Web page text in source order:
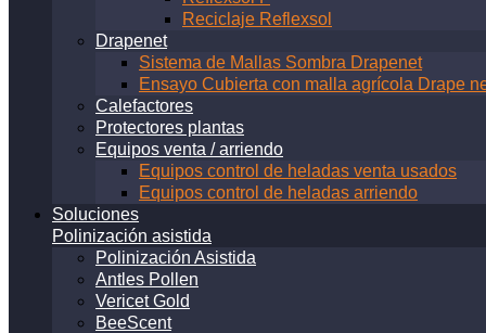
Reciclaje Reflexsol
Drapenet
Sistema de Mallas Sombra Drapenet
Ensayo Cubierta con malla agrícola Drape
Calefactores
Protectores plantas
Equipos venta / arriendo
Equipos control de heladas venta usados
Equipos control de heladas arriendo
Soluciones
Polinización asistida
Polinización Asistida
Antles Pollen
Vericet Gold
BeeScent